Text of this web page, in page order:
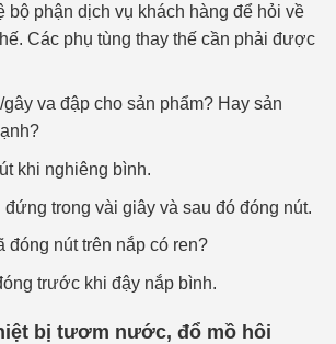
bộ phận dịch vụ khách hàng để hỏi về
Các phụ tùng thay thế cần phải được
va đập cho sản phẩm? Hay sản
khi nghiêng bình.
trong vài giây và sau đó đóng nút.
đóng nút trên nắp có ren?
trước khi đậy nắp bình.
bị tươm nước, đổ mồ hôi